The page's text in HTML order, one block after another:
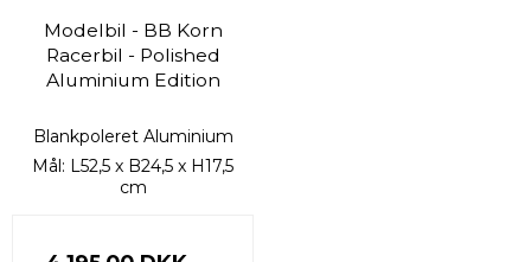
Modelbil - BB Korn
Racerbil - Polished
Aluminium Edition
Blankpoleret Aluminium
Mål: L52,5 x B24,5 x H17,5
cm